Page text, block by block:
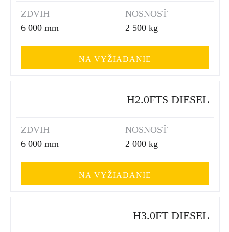
ZDVIH
6 000 mm
NOSNOSŤ
2 500 kg
NA VYŽIADANIE
H2.0FTS DIESEL
ZDVIH
6 000 mm
NOSNOSŤ
2 000 kg
NA VYŽIADANIE
H3.0FT DIESEL